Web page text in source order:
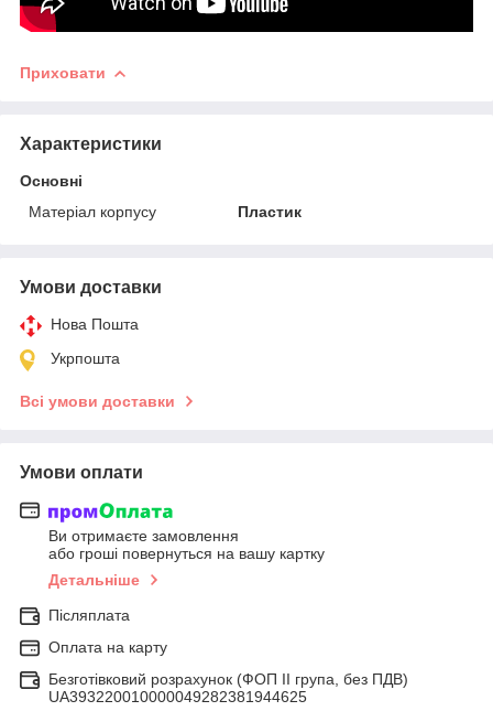
Приховати
Характеристики
Основні
Матеріал корпусу
Пластик
Умови доставки
Нова Пошта
Укрпошта
Всі умови доставки
Умови оплати
Ви отримаєте замовлення
або гроші повернуться на вашу картку
Детальніше
Післяплата
Оплата на карту
Безготівковий розрахунок (ФОП ІІ група, без ПДВ)
UA393220010000049282381944625